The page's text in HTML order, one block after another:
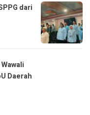
dari
Daerah